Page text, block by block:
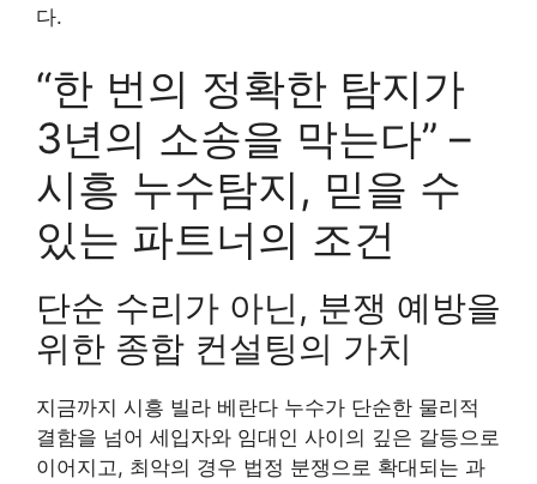
다.
“한 번의 정확한 탐지가
3년의 소송을 막는다” –
시흥 누수탐지, 믿을 수
있는 파트너의 조건
단순 수리가 아닌, 분쟁 예방을
위한 종합 컨설팅의 가치
지금까지 시흥 빌라 베란다 누수가 단순한 물리적
결함을 넘어 세입자와 임대인 사이의 깊은 갈등으로
이어지고, 최악의 경우 법정 분쟁으로 확대되는 과